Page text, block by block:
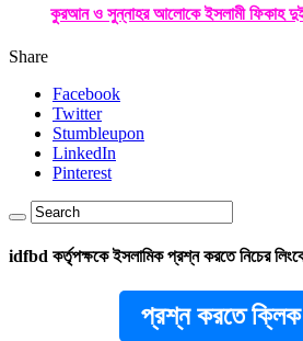
কুরআন ও সুন্নাহর আলোকে ইসলামী ফিকাহ
Share
Facebook
Twitter
Stumbleupon
LinkedIn
Pinterest
idfbd কর্তৃপক্ষকে ইসলামিক প্রশ্ন করতে নিচের
প্রশ্ন করতে